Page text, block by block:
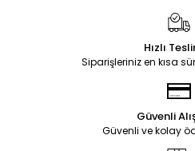
Hızlı
Siparişleriniz en kısa
Güvenli
Güvenli ve kolay